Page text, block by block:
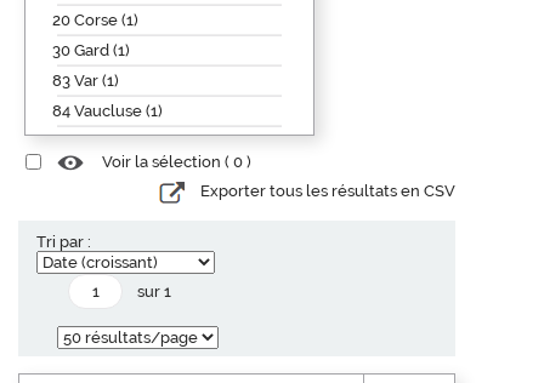
20 Corse (1)
30 Gard (1)
83 Var (1)
84 Vaucluse (1)
Voir la sélection ( 0 )
Exporter tous les résultats en CSV
Tri par :
sur 1